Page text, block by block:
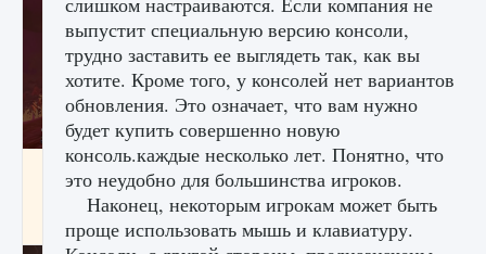
Как приручить существ джунглей Нари в
игре Creatures of Ava
выпустит специальную версию консоли,
трудно заставить ее выглядеть так, как вы
хотите. Кроме того, у консолей нет вариантов
обновления. Это означает, что вам нужно
будет купить совершенно новую
консоль.каждые несколько лет. Понятно, что
это неудобно для большинства игроков.
Наконец, некоторым игрокам может быть
проще использовать мышь и клавиатуру.